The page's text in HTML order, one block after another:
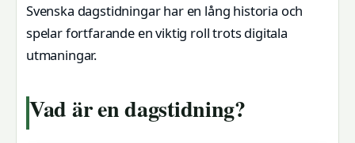
Svenska dagstidningar har en lång historia och
spelar fortfarande en viktig roll trots digitala
utmaningar.
Vad är en dagstidning?